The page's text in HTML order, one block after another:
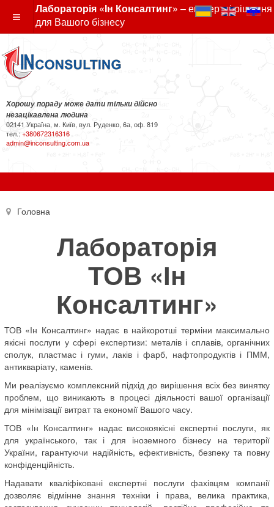
Лабораторія «Ін Консалтинг» – експертні рішення
для Вашого бізнесу
Хорошу пораду може дати тільки дійсно
незацікавлена людина
02141 Україна, м. Київ, вул. Руденко, 6а, оф. 819
тел.: +380672316316
admin@inconsulting.com.ua
Головна
Лабораторія
ТОВ «Ін
Консалтинг»
ТОВ «Ін Консалтинг» надає в найкоротші терміни максимально
якісні послуги у сфері експертизи: металів і сплавів, органічних
сполук, пластмас і гуми, лаків і фарб, нафтопродуктів і ПММ,
антикваріату, каменів.
Ми реалізуємо комплексний підхід до вирішення всіх без винятку
проблем, що виникають в процесі діяльності вашої організації
для мінімізації витрат та економії Вашого часу.
ТОВ «Ін Консалтинг» надає високоякісні експертні послуги, як
для українського, так і для іноземного бізнесу на території
України, гарантуючи надійність, ефективність, безпеку та повну
конфіденційність.
Надавати кваліфіковані експертні послуги фахівцям компанії
дозволяє відмінне знання техніки і права, велика практика,